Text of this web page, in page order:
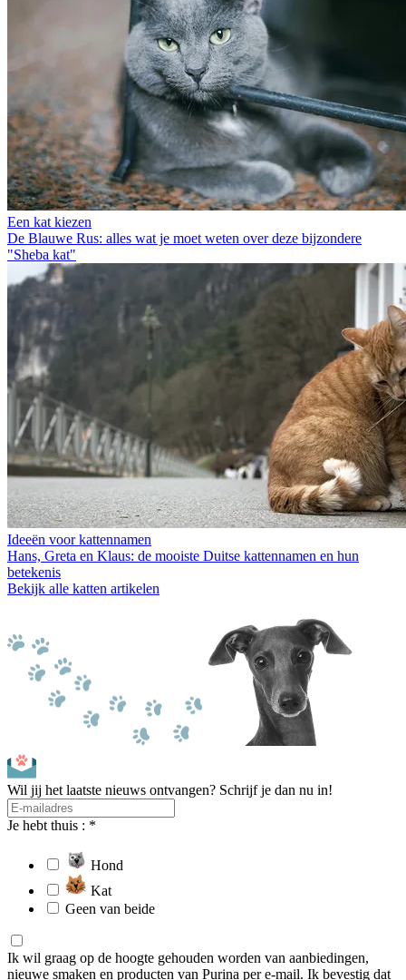
Een kat kiezen
De Blauwe Rus: alles wat je moet weten over deze bijzondere
"Sheba kat"
Ideeën voor kattennamen
Hans, Greta en Klaus: de mooiste Duitse kattennamen en hun
betekenis
Bekijk alle katten artikelen
Wil jij het laatste nieuws ontvangen? Schrijf je dan nu in!
Je hebt thuis : *
Hond
Kat
Geen van beide
Ik wil graag op de hoogte gehouden worden van aanbiedingen,
nieuwe smaken en producten van Purina per e-mail. Ik bevestig dat